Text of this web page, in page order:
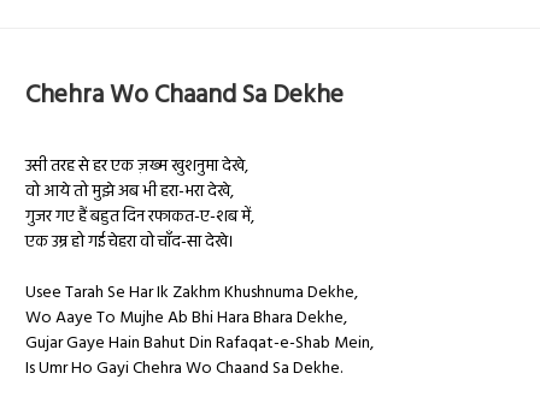
Chehra Wo Chaand Sa Dekhe
उसी तरह से हर एक ज़ख्म खुशनुमा देखे,
वो आये तो मुझे अब भी हरा-भरा देखे,
गुजर गए हैं बहुत दिन रफाकत-ए-शब में,
एक उम्र हो गई चेहरा वो चाँद-सा देखे।
Usee Tarah Se Har Ik Zakhm Khushnuma Dekhe,
Wo Aaye To Mujhe Ab Bhi Hara Bhara Dekhe,
Gujar Gaye Hain Bahut Din Rafaqat-e-Shab Mein,
Is Umr Ho Gayi Chehra Wo Chaand Sa Dekhe.